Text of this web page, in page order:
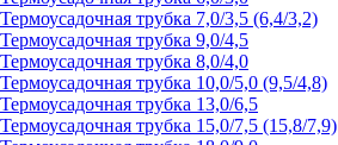
Термоусадочная трубка 7,0/3,5 (6,4/3,2)
Термоусадочная трубка 9,0/4,5
Термоусадочная трубка 8,0/4,0
Термоусадочная трубка 10,0/5,0 (9,5/4,8)
Термоусадочная трубка 13,0/6,5
Термоусадочная трубка 15,0/7,5 (15,8/7,9)